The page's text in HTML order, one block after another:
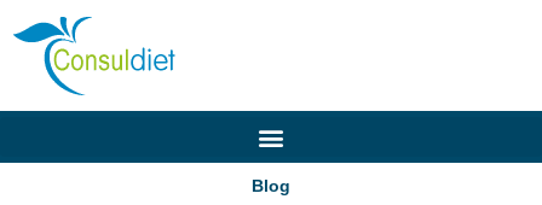
contenido
Blog